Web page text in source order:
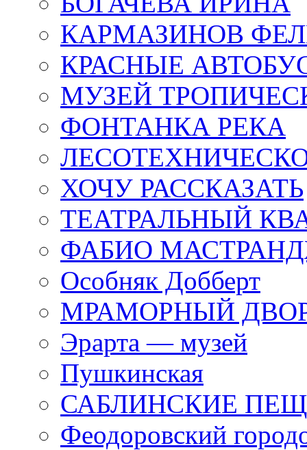
КАРМАЗИНОВ
КРАСНЫЕ
МУЗЕЙ
ФОНТАНКА РЕКА
ХОЧУ РАССКАЗАТЬ
ТЕАТРАЛЬНЫЙ
ФАБИО
Особняк Добберт
МРАМОРНЫЙ
Эрарта — музей
Пушкинская
САБЛИНСКИЕ
Феодоровский